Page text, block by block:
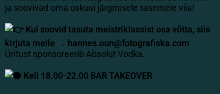
ja soovivad oma oskusi järgmisele tasemele viia!
Kui soovid tasuta meistriklassist osa võtta, siis
kirjuta meile → hannes.oun@fotografiska.com
Üritust sponsoreerib Absolut Vodka.
Kell 18.00-22.00 BAR TAKEOVER